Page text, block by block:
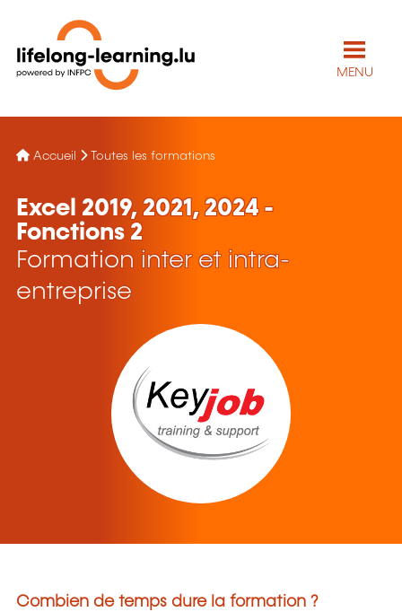
MENU
Accueil Toutes les formations
Excel 2019, 2021, 2024 -
Fonctions 2
Formation inter et intra-
entreprise
Combien de temps dure la formation ?